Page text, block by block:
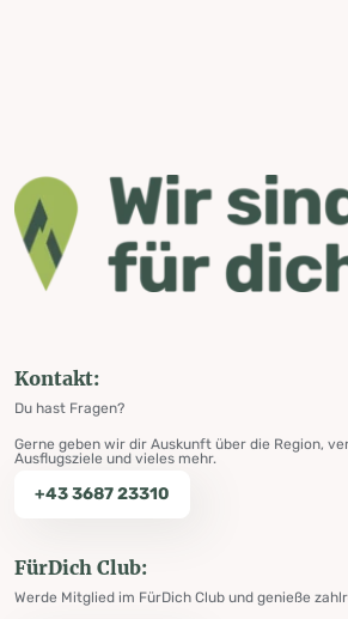
Kontakt:
Du hast Fragen?
Gerne geben wir dir Auskunft über die Region,
Ausflugsziele und vieles mehr.
+43 3687 23310
FürDich Club:
Werde Mitglied im FürDich Club und genieße